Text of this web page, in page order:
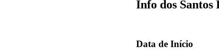
Info dos Santos
Data de Início